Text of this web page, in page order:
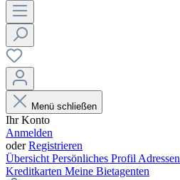
Menü schließen
Ihr Konto
Anmelden
oderRegistrieren
Übersicht Persönliches Profil Adressen
Kreditkarten Meine Bietagenten